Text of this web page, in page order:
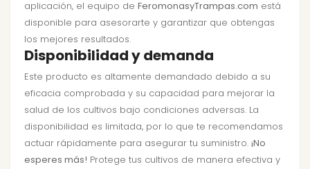
aplicación, el equipo de FeromonasyTrampas.com está
disponible para asesorarte y garantizar que obtengas
los mejores resultados.
Disponibilidad y demanda
Este producto es altamente demandado debido a su
eficacia comprobada y su capacidad para mejorar la
salud de los cultivos bajo condiciones adversas. La
disponibilidad es limitada, por lo que te recomendamos
actuar rápidamente para asegurar tu suministro. ¡No
esperes más! Protege tus cultivos de manera efectiva y